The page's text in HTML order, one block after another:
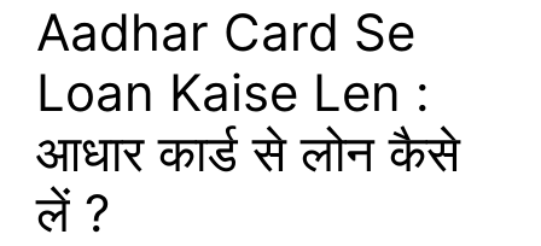
Aadhar Card Se
Loan Kaise Len :
आधार कार्ड से लोन कैसे
लें ?